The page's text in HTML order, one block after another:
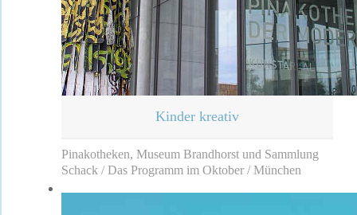
Kinder kreativ
Pinakotheken, Museum Brandhorst und Sammlung
Schack / Das Programm im Oktober / München